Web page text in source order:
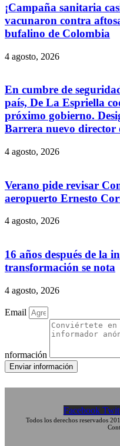
¡Campaña sanitaria
vacunaron contra
bufalino de Colombia
4 agosto, 2026
En cumbre de
país, De La Espriella
próximo gobierno.
Barrera nuevo director
4 agosto, 2026
Verano pide revisar
aeropuerto Ernesto
4 agosto, 2026
16 años después de la
transformación se nota
4 agosto, 2026
Email
nformación
Enviar información
Facebook
Todos los derechos reservados